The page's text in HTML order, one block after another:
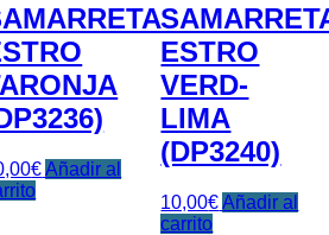
€Añadir al
ESTRO
VERD-
LIMA
(DP3240)
10,00€ Añadir al
carrito